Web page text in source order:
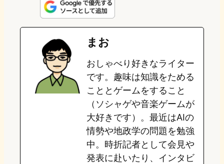
n
e
s
t
o
d
u
e
k
e
o
o
k
e
a
まお
おしゃべり好きなライター
です。趣味は知識をためる
こととゲームをすること
（ソシャゲや音楽ゲームが
大好きです）。最近はAIの
情勢や地政学の問題を勉強
中。時折記者として会見や
発表に赴いたり、インタビ